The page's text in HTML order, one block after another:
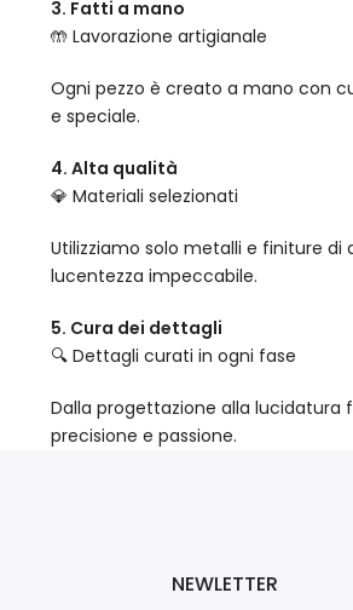
3. Fatti a mano
🤲 Lavorazione artigianale
Ogni pezzo è creato a mano con
e speciale.
4. Alta qualità
💎 Materiali selezionati
Utilizziamo solo metalli e finiture
lucentezza impeccabile.
5. Cura dei dettagli
🔍 Dettagli curati in ogni fase
Dalla progettazione alla lucidatura
precisione e passione.
NEWLETTER